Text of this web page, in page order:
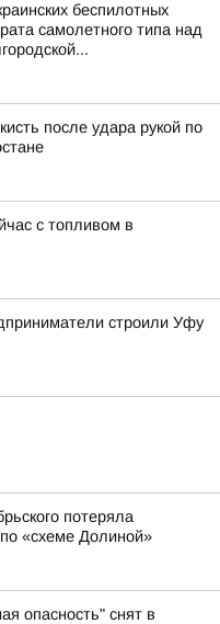
беспилотных
самолетного типа над
после удара рукой по
с топливом в
строили Уфу
потеряла
«схеме Долиной»
опасность" снят в